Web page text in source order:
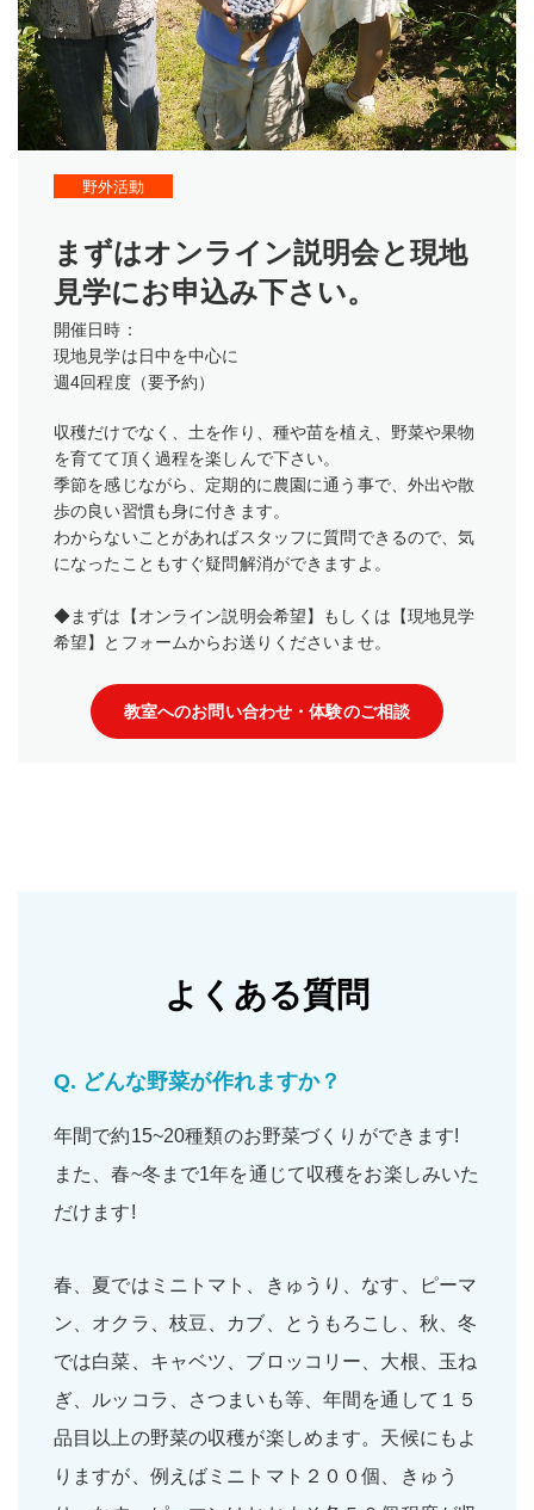
野外活動
まずはオンライン説明会と現地
見学にお申込み下さい。
開催日時：
現地見学は日中を中心に
週4回程度（要予約）
収穫だけでなく、土を作り、種や苗を植え、野菜や果物
を育てて頂く過程を楽しんで下さい。
季節を感じながら、定期的に農園に通う事で、外出や散
歩の良い習慣も身に付きます。
わからないことがあればスタッフに質問できるので、気
になったこともすぐ疑問解消ができますよ。
◆まずは【オンライン説明会希望】もしくは【現地見学
希望】とフォームからお送りくださいませ。
教室へのお問い合わせ・体験のご相談
よくある質問
Q. どんな野菜が作れますか？
年間で約15~20種類のお野菜づくりができます!
また、春~冬まで1年を通じて収穫をお楽しみいた
だけます!
春、夏ではミニトマト、きゅうり、なす、ピーマ
ン、オクラ、枝豆、カブ、とうもろこし、秋、冬
では白菜、キャベツ、ブロッコリー、大根、玉ね
ぎ、ルッコラ、さつまいも等、年間を通して１５
品目以上の野菜の収穫が楽しめます。天候にもよ
りますが、例えばミニトマト２００個、きゅう